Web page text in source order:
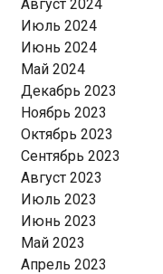
Август 2024
Июль 2024
Июнь 2024
Май 2024
Декабрь 2023
Ноябрь 2023
Октябрь 2023
Сентябрь 2023
Август 2023
Июль 2023
Июнь 2023
Май 2023
Апрель 2023